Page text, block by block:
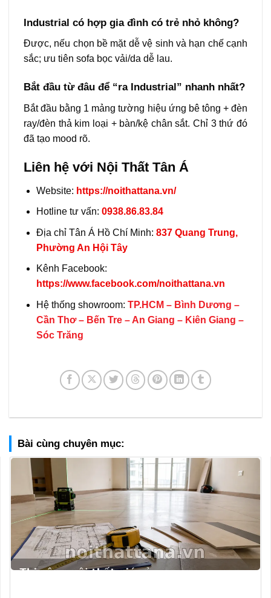
Industrial có hợp gia đình có trẻ nhỏ không?
Được, nếu chọn bề mặt dễ vệ sinh và hạn chế cạnh
sắc; ưu tiên sofa bọc vải/da dễ lau.
Bắt đầu từ đâu để “ra Industrial” nhanh nhất?
Bắt đầu bằng 1 mảng tường hiệu ứng bê tông + đèn
ray/đèn thả kim loại + bàn/kệ chân sắt. Chỉ 3 thứ đó
đã tạo mood rõ.
Liên hệ với Nội Thất Tân Á
Website: https://noithattana.vn/
Hotline tư vấn: 0938.86.83.84
Địa chỉ Tân Á Hồ Chí Minh: 837 Quang Trung,
Phường An Hội Tây
Kênh Facebook:
https://www.facebook.com/noithattana.vn
Hệ thống showroom: TP.HCM – Bình Dương –
Cần Thơ – Bến Tre – An Giang – Kiên Giang –
Sóc Trăng
Bài cùng chuyên mục: